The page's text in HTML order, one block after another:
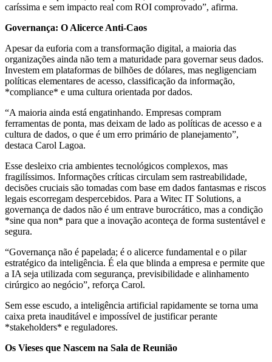
caríssima e sem impacto real com ROI comprovado”, afirma.
Governança: O Alicerce Anti-Caos
Apesar da euforia com a transformação digital, a maioria das
organizações ainda não tem a maturidade para governar seus dados.
Investem em plataformas de bilhões de dólares, mas negligenciam
políticas elementares de acesso, classificação da informação,
*compliance* e uma cultura orientada por dados.
“A maioria ainda está engatinhando. Empresas compram
ferramentas de ponta, mas deixam de lado as políticas de acesso e a
cultura de dados, o que é um erro primário de planejamento”,
destaca Carol Lagoa.
Esse desleixo cria ambientes tecnológicos complexos, mas
fragilíssimos. Informações críticas circulam sem rastreabilidade,
decisões cruciais são tomadas com base em dados fantasmas e riscos
legais escorregam despercebidos. Para a Witec IT Solutions, a
governança de dados não é um entrave burocrático, mas a condição
*sine qua non* para que a inovação aconteça de forma sustentável e
segura.
“Governança não é papelada; é o alicerce fundamental e o pilar
estratégico da inteligência. É ela que blinda a empresa e permite que
a IA seja utilizada com segurança, previsibilidade e alinhamento
cirúrgico ao negócio”, reforça Carol.
Sem esse escudo, a inteligência artificial rapidamente se torna uma
caixa preta inauditável e impossível de justificar perante
*stakeholders* e reguladores.
Os Vieses que Nascem na Sala de Reunião